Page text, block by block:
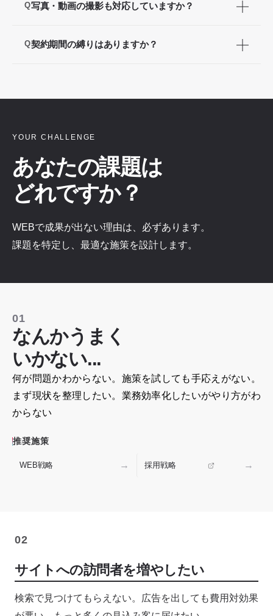
せや来店などのビジネス成果を重視した運用を行
長期的なファン・フォロワーを育てる施策です。
客を行う施策です。目的に応じて組み合わせるこ
Q写真・動画の撮影も対応していますか？
影・動画制作も承っています。既存の素材がある
Q契約期間の縛りはありますか？
YOUR CHALLENGE
あなたの課題は
どれですか？
WEBで成果が出ない理由は、必ずあります。
課題を特定し、最適な施策を設計します。
01
なんかうまく
いかない...
何が問題かわからない。施策を試しても手応えがない。
まず現状を整理したい。業務効率化したいがやり方がわ
からない
推奨施策
WEB戦略 採用戦略
02
サイトへの訪問者を増やしたい
検索で見つけてもらえない。広告を出しても費用対効果